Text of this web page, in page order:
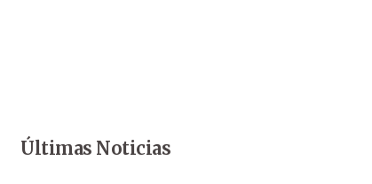
Últimas Noticias